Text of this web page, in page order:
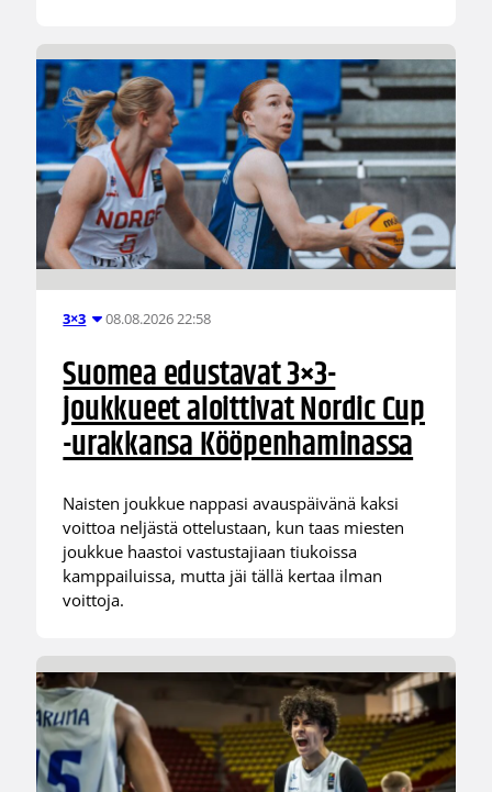
3×3 08.08.2026 22:58
Suomea edustavat 3×3-
joukkueet aloittivat Nordic Cup
-urakkansa Kööpenhaminassa
Naisten joukkue nappasi avauspäivänä kaksi
voittoa neljästä ottelustaan, kun taas miesten
joukkue haastoi vastustajiaan tiukoissa
kamppailuissa, mutta jäi tällä kertaa ilman
voittoja.